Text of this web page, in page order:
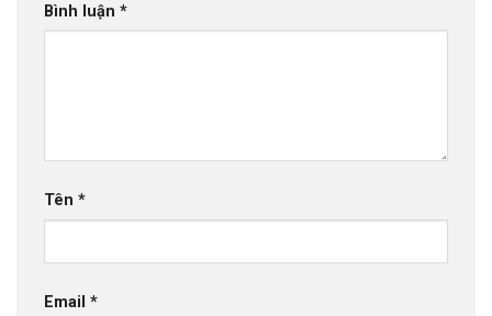
Bình luận *
Tên *
Email *